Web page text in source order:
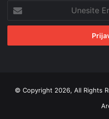
Email
adresu
© Copyright 2026, All Rights